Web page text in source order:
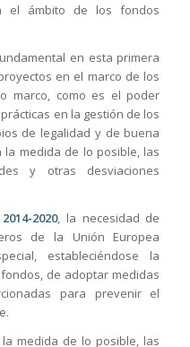
el ámbito de los fondos
en esta primera
en el marco de los
marco, como es el poder
en la gestión de los
de legalidad y de buena
medida de lo posible, las
y otras desviaciones
2020, la necesidad de
de la Unión Europea
estableciéndose la
de adoptar medidas
para prevenir el
medida de lo posible, las